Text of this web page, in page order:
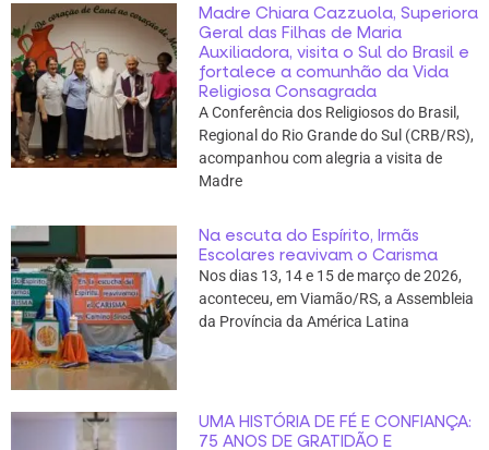
Madre Chiara Cazzuola, Superiora
Geral das Filhas de Maria
Auxiliadora, visita o Sul do Brasil e
fortalece a comunhão da Vida
Religiosa Consagrada
A Conferência dos Religiosos do Brasil,
Regional do Rio Grande do Sul (CRB/RS),
acompanhou com alegria a visita de
Madre
Na escuta do Espírito, Irmãs
Escolares reavivam o Carisma
Nos dias 13, 14 e 15 de março de 2026,
aconteceu, em Viamão/RS, a Assembleia
da Província da América Latina
UMA HISTÓRIA DE FÉ E CONFIANÇA:
75 ANOS DE GRATIDÃO E